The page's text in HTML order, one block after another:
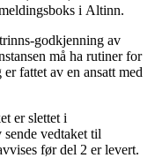
i Altinn.
godkjenning av
må ha rutiner for
fattet av en ansatt med
er slettet i
sende vedtaket til
før del 2 er levert.